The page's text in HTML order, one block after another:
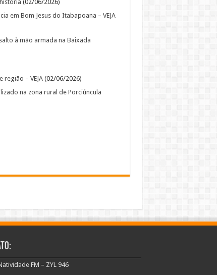
(02/06/2026)
em Bom Jesus do Itabapoana – VEJA
à mão armada na Baixada
– VEJA(02/06/2026)
na zona rural de Porciúncula
FM – ZYL 946